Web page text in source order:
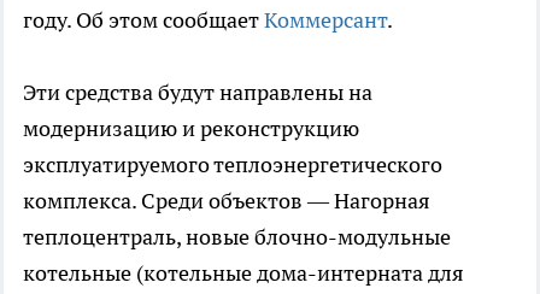
году. Об этом сообщаетКоммерсант.
Эти средства будут направлены на
модернизацию и реконструкцию
эксплуатируемого теплоэнергетического
комплекса. Среди объектов — Нагорная
теплоцентраль, новые блочно-модульные
котельные (котельные дома-интерната для